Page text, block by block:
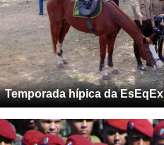
Temporada hípica da EsEqEx